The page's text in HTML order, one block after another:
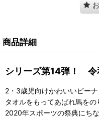
商品詳細
シリーズ第14弾！ 令
2・3歳児向けかわいいピーナ
タオルをもってあばれ馬をの
2020年スポーツの祭典にち